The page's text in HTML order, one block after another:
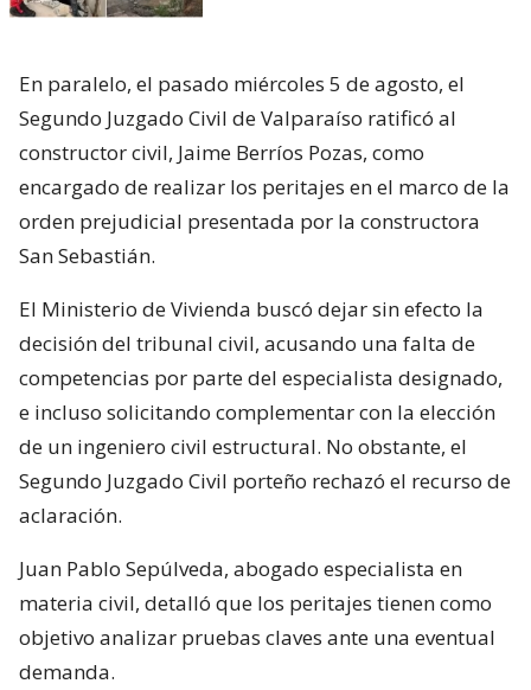
En paralelo, el pasado miércoles 5 de agosto, el
Segundo Juzgado Civil de Valparaíso ratificó al
constructor civil, Jaime Berríos Pozas, como
encargado de realizar los peritajes en el marco de la
orden prejudicial presentada por la constructora
San Sebastián.
El Ministerio de Vivienda buscó dejar sin efecto la
decisión del tribunal civil, acusando una falta de
competencias por parte del especialista designado,
e incluso solicitando complementar con la elección
de un ingeniero civil estructural. No obstante, el
Segundo Juzgado Civil porteño rechazó el recurso de
aclaración.
Juan Pablo Sepúlveda, abogado especialista en
materia civil, detalló que los peritajes tienen como
objetivo analizar pruebas claves ante una eventual
demanda.